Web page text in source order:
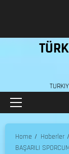
Home
Haberler
BAŞARILI